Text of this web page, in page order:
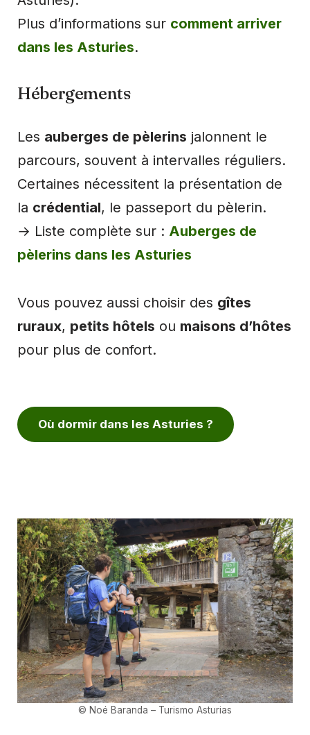
Plus d’informations sur comment arriver
dans les Asturies.
Hébergements
Les auberges de pèlerins jalonnent le
parcours, souvent à intervalles réguliers.
Certaines nécessitent la présentation de
la crédential, le passeport du pèlerin.
→ Liste complète sur : Auberges de
pèlerins dans les Asturies
Vous pouvez aussi choisir des gîtes
ruraux, petits hôtels ou maisons d’hôtes
pour plus de confort.
Où dormir dans les Asturies ?
© Noé Baranda – Turismo Asturias